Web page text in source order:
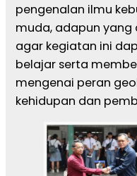
pengenalan ilmu
muda, adapun
agar kegiatan ini
belajar serta
mengenai peran
kehidupan dan